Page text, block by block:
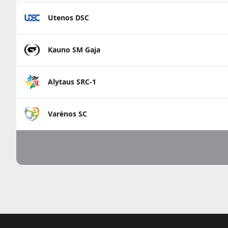
Utenos DSC
Kauno SM Gaja
Alytaus SRC-1
Varėnos SC